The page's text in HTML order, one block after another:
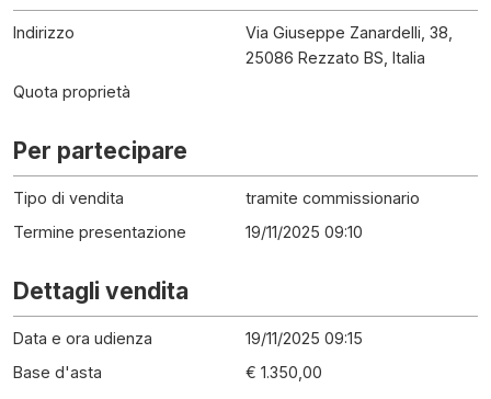
Indirizzo
Via Giuseppe Zanardelli, 38,
25086 Rezzato BS, Italia
Quota proprietà
Per partecipare
Tipo di vendita
tramite commissionario
Termine presentazione
19/11/2025 09:10
Dettagli vendita
Data e ora udienza
19/11/2025 09:15
Base d'asta
€ 1.350,00